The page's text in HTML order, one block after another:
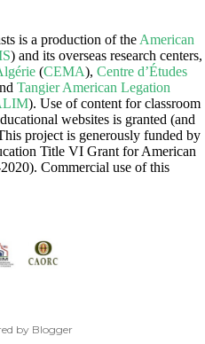
is a production of the American
) and its overseas research centers,
(CEMA), Centre d’Études
Tangier American Legation
). Use of content for classroom
websites is granted (and
project is generously funded by
Title VI Grant for American
Commercial use of this
by Blogger